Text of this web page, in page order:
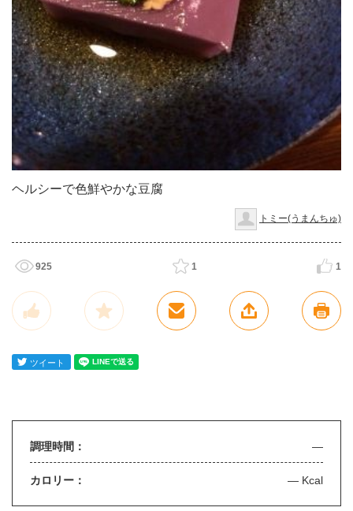
ヘルシーで色鮮やかな豆腐
トミー(うまんちゅ)
925 1 1
調理時間： —
カロリー： — Kcal